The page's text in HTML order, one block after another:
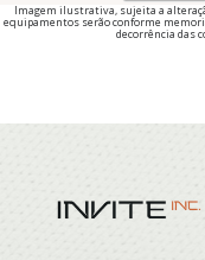
Imagem ilustrativa, sujeita a
equipamentos serão conforme
decorrência das